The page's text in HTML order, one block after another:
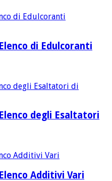
di Edulcoranti
degli Esaltatori
Additivi Vari